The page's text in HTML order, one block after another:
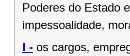
Poderes do Estado
impessoalidade,
I - os cargos,